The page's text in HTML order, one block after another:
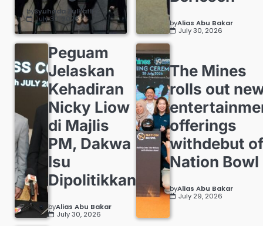
bySyuhada Zulkafli
July 30, 2026
byAlias Abu Bakar
July 30, 2026
Peguam
Jelaskan
Kehadiran
Nicky Liow
di Majlis
PM, Dakwa
Isu
Dipolitikkan
byAlias Abu Bakar
July 30, 2026
The Mines
rolls out
offerings
withdebut
Nation Bowl
byAlias Abu Bakar
July 29, 2026